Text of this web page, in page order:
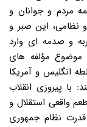
مردم و جوانان و
نظامی، این صبر و
و صدمه ای وارد
موضوع مؤلفه های
انگلیس و آمریکا
گفتند: با پیروزی انقلاب
واقعی استقلال و
نظام جمهوری